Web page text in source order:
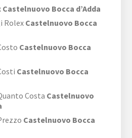
Castelnuovo Bocca d’Adda
Rolex Castelnuovo Bocca
Castelnuovo Bocca
Castelnuovo Bocca
Costa Castelnuovo
Castelnuovo Bocca